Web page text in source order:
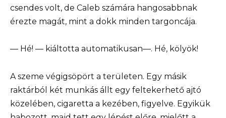
csendes volt, de Caleb számára hangosabbnak
érezte magát, mint a dokk minden targoncája.
— Hé! — kiáltotta automatikusan—. Hé, kölyök!
A szeme végigsöpört a területen. Egy másik
raktárból két munkás állt egy feltekerhető ajtó
közelében, cigaretta a kezében, figyelve. Egyikük